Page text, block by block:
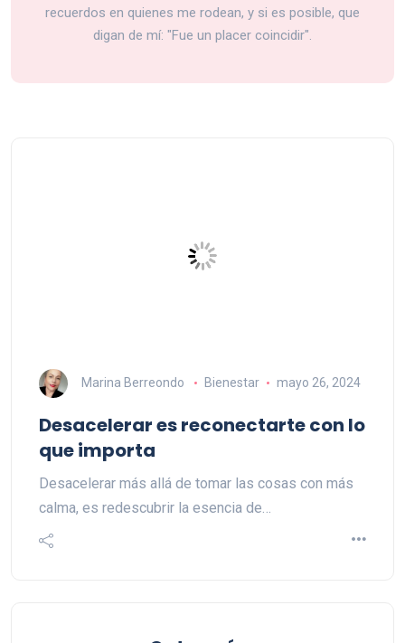
recuerdos en quienes me rodean, y si es posible, que
digan de mí: "Fue un placer coincidir".
Marina Berreondo Bienestar mayo 26, 2024
Desacelerar es reconectarte con lo
que importa
Desacelerar más allá de tomar las cosas con más
calma, es redescubrir la esencia de…